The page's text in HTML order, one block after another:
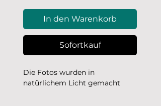
In den Warenkorb
Sofortkauf
Die Fotos wurden in
natürlichem Licht gemacht